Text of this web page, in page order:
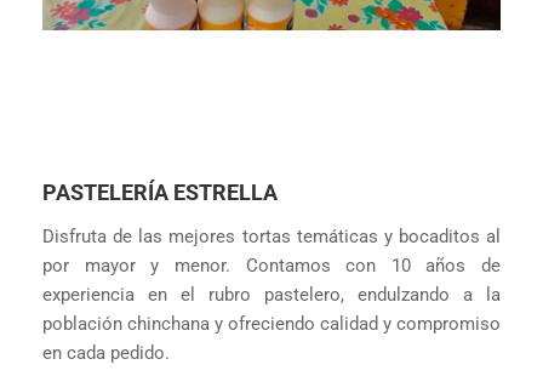
PASTELERÍA ESTRELLA
Disfruta de las mejores tortas temáticas y bocaditos al
por mayor y menor. Contamos con 10 años de
experiencia en el rubro pastelero, endulzando a la
población chinchana y ofreciendo calidad y compromiso
en cada pedido.